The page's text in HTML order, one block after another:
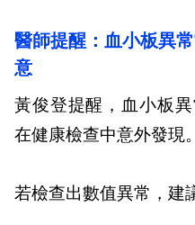
醫師提醒：血小板異
意
黃俊登提醒，血小板
在健康檢查中意外發現。
若檢查出數值異常，建